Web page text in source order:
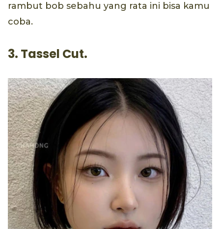
rambut bob sebahu yang rata ini bisa kamu
coba.
3. Tassel Cut.